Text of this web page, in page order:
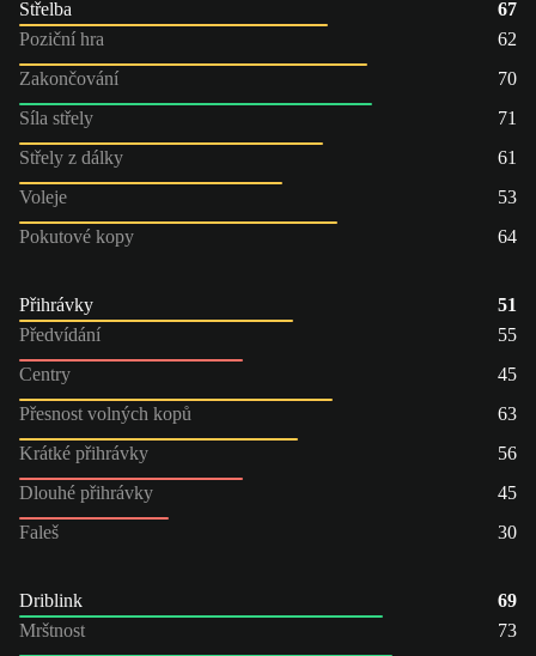
Střelba
67
Poziční hra
62
Zakončování
70
Síla střely
71
Střely z dálky
61
Voleje
53
Pokutové kopy
64
Přihrávky
51
Předvídání
55
Centry
45
Přesnost volných kopů
63
Krátké přihrávky
56
Dlouhé přihrávky
45
Faleš
30
Driblink
69
Mrštnost
73